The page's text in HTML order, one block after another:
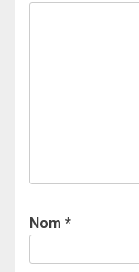
Nom *